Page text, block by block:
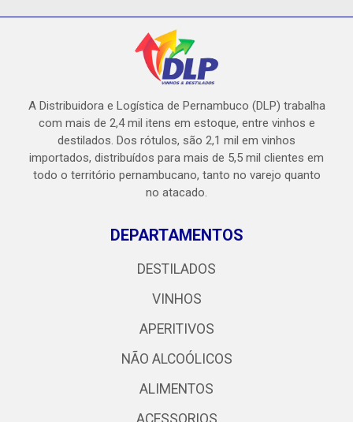
A Distribuidora e Logística de Pernambuco (DLP) trabalha
com mais de 2,4 mil itens em estoque, entre vinhos e
destilados. Dos rótulos, são 2,1 mil em vinhos
importados, distribuídos para mais de 5,5 mil clientes em
todo o território pernambucano, tanto no varejo quanto
no atacado.
DEPARTAMENTOS
DESTILADOS
VINHOS
APERITIVOS
NÃO ALCOÓLICOS
ALIMENTOS
ACESSORIOS